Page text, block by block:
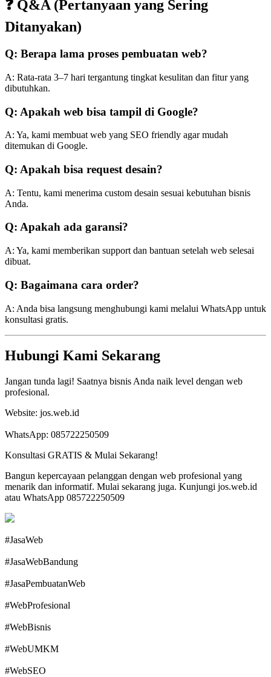
❓ Q&A (Pertanyaan yang Sering
Ditanyakan)
Q: Berapa lama proses pembuatan web?
A: Rata-rata 3–7 hari tergantung tingkat kesulitan dan fitur yang
dibutuhkan.
Q: Apakah web bisa tampil di Google?
A: Ya, kami membuat web yang SEO friendly agar mudah
ditemukan di Google.
Q: Apakah bisa request desain?
A: Tentu, kami menerima custom desain sesuai kebutuhan bisnis
Anda.
Q: Apakah ada garansi?
A: Ya, kami memberikan support dan bantuan setelah web selesai
dibuat.
Q: Bagaimana cara order?
A: Anda bisa langsung menghubungi kami melalui WhatsApp untuk
konsultasi gratis.
Hubungi Kami Sekarang
Jangan tunda lagi! Saatnya bisnis Anda naik level dengan web
profesional.
Website: jos.web.id
WhatsApp: 085722250509
Konsultasi GRATIS & Mulai Sekarang!
Bangun kepercayaan pelanggan dengan web profesional yang
menarik dan informatif. Mulai sekarang juga. Kunjungi jos.web.id
atau WhatsApp 085722250509
#JasaWeb
#JasaWebBandung
#JasaPembuatanWeb
#WebProfesional
#WebBisnis
#WebUMKM
#WebSEO